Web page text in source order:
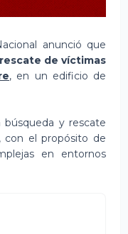
anunció que
de víctimas
, en un edificio de
y rescate
con el propósito de
en entornos